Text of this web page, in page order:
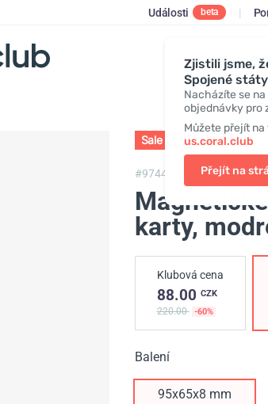
Zjistili jsme,
Spojené státy
Nacházíte se
objednávky pro
Můžete přejít
us.coral.club
Přejít na
Události beta |
Sale 60% 01 - 31.08
#97446, Magnetic
karty,
Klubová cena
88.00 CZK
220.00 -60%
Balení
95х65х8 mm